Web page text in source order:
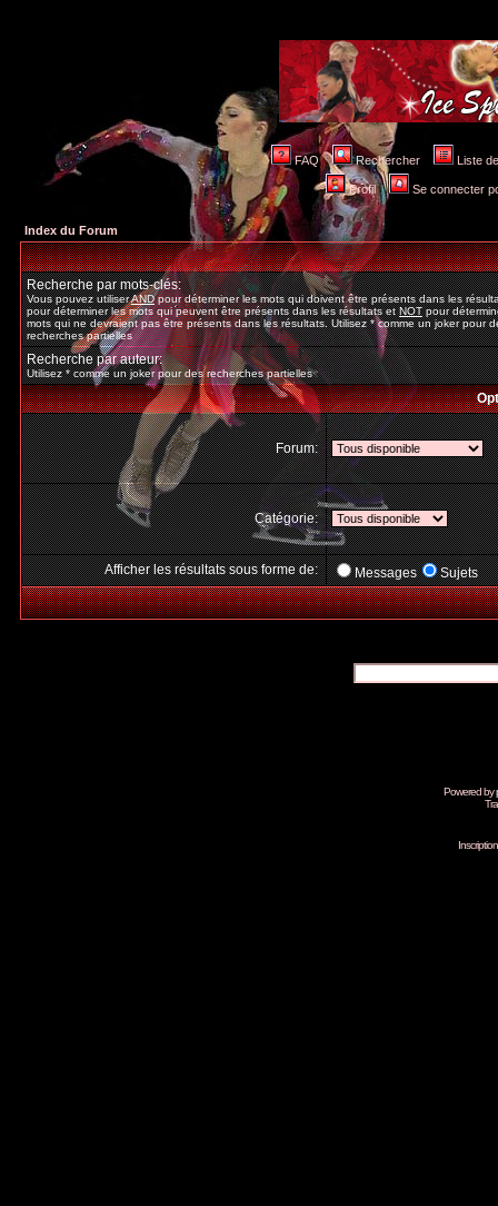
FAQ Rechercher Liste
Profil Se connecter
Index du Forum
Recherche par mots-clés:
Vous pouvez utiliserANDpour déterminer les mots qui doivent être présents dans les
pour déterminer les mots qui peuvent être présents dans les résultats etNOTpour
mots qui ne devraient pas être présents dans les résultats. Utilisez * comme un joker pour
recherches partielles
Recherche par auteur:
Utilisez * comme un joker pour des recherches partielles
Forum:
Catégorie:
Afficher les résultats sous forme de: Messages Sujets
Powered by